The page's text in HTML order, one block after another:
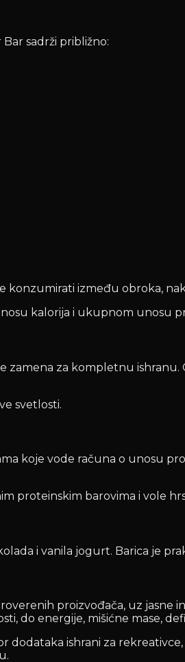
sadrži približno:
konzumirati između obroka,
kalorija i ukupnom unosu
za kompletnu
svetlosti.
koje vode računa o unosu
proteinskim barovima i vole
i vanila jogurt. Barica je
proizvođača, uz jasne
do energije, mišićne mase,
ishrani za